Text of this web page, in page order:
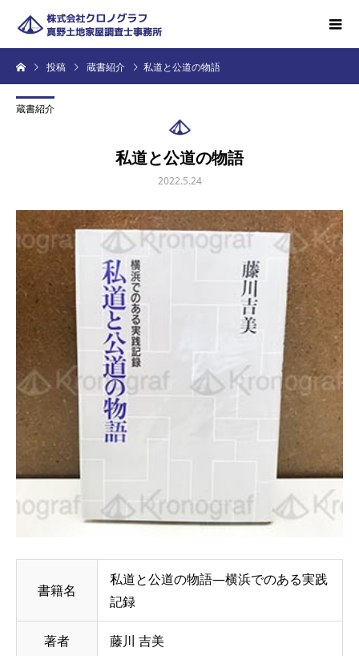
投稿 蔵書紹介 私道と公道の物語
蔵書紹介
私道と公道の物語
2022.5.24
書籍名
私道と公道の物語―横浜でのある実践
記録
著者 藤川 吉美